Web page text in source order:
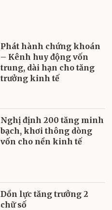
Phát hành chứng khoán
– Kênh huy động vốn
trung, dài hạn cho tăng
trưởng kinh tế
Nghị định 200 tăng minh
bạch, khơi thông dòng
vốn cho nền kinh tế
Dồn lực tăng trưởng 2
chữ số